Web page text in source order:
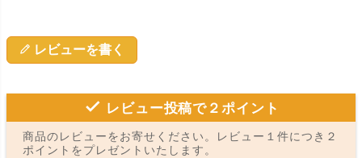
レビューを書く
レビュー投稿で２ポイント
商品のレビューをお寄せください。レビュー１件につき２
ポイントをプレゼントいたします。